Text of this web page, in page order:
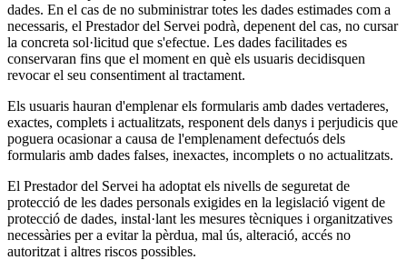
dades. En el cas de no subministrar totes les dades estimades com a
necessaris, el Prestador del Servei podrà, depenent del cas, no cursar
la concreta sol·licitud que s'efectue. Les dades facilitades es
conservaran fins que el moment en què els usuaris decidisquen
revocar el seu consentiment al tractament.
Els usuaris hauran d'emplenar els formularis amb dades vertaderes,
exactes, complets i actualitzats, responent dels danys i perjudicis que
poguera ocasionar a causa de l'emplenament defectuós dels
formularis amb dades falses, inexactes, incomplets o no actualitzats.
El Prestador del Servei ha adoptat els nivells de seguretat de
protecció de les dades personals exigides en la legislació vigent de
protecció de dades, instal·lant les mesures tècniques i organitzatives
necessàries per a evitar la pèrdua, mal ús, alteració, accés no
autoritzat i altres riscos possibles.